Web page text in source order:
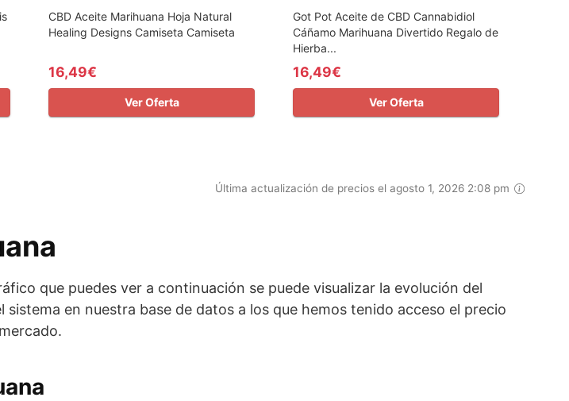
CBD Aceite Marihuana Hoja Natural
Healing Designs Camiseta Camiseta
16,49€
Ver Oferta
Got Pot Aceite de CBD Cannabidiol
Cáñamo Marihuana Divertido Regalo de
Hierba...
16,49€
Ver Oferta
Última actualización de precios el agosto 1, 2026 2:08 pm
que puedes ver a continuación se puede visualizar la evolución del
en nuestra base de datos a los que hemos tenido acceso el precio